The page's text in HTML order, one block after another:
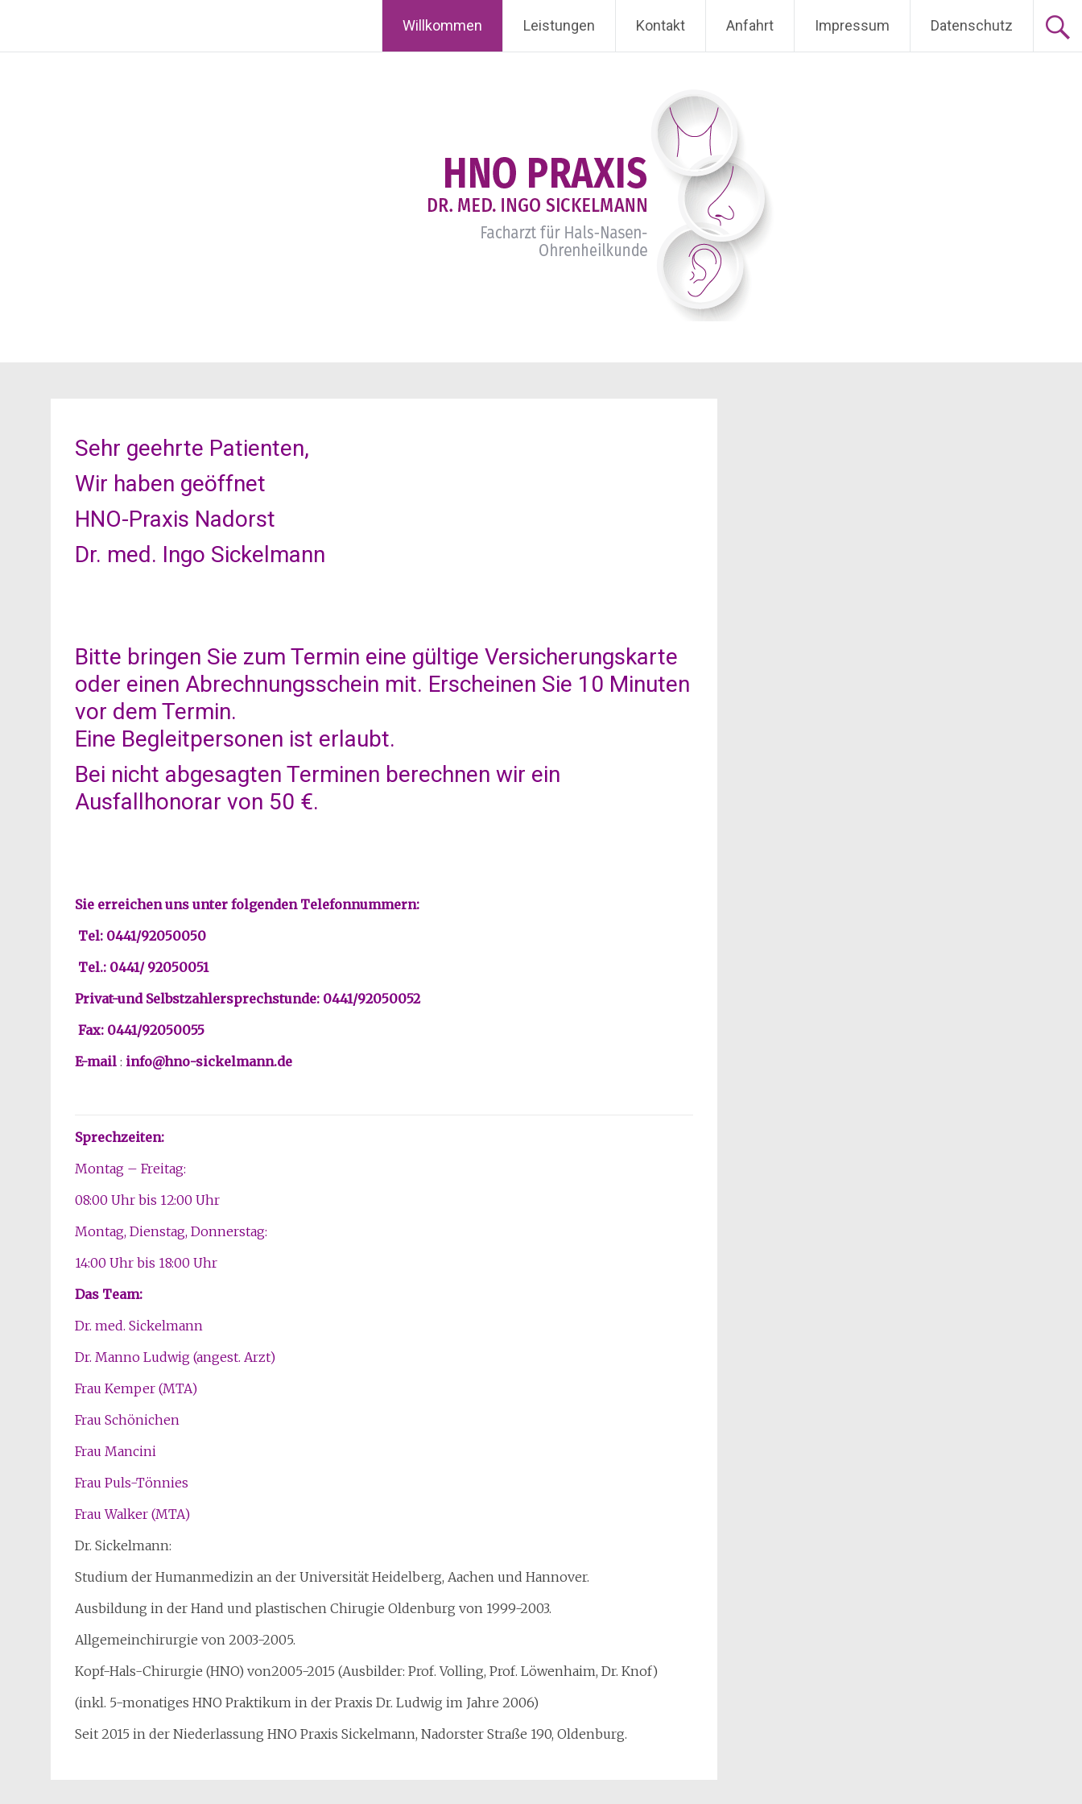
springen
HNO Praxis Dr. med. Ingo Sickelmann
Willkommen Leistungen Kontakt Anfahrt Impressum Datenschutz
Sehr geehrte Patienten,
Wir haben geöffnet
HNO-Praxis Nadorst
Dr. med. Ingo Sickelmann
Bitte bringen Sie zum Termin eine gültige Versicherungskarte
oder einen Abrechnungsschein mit. Erscheinen Sie 10 Minuten
vor dem Termin.
Eine Begleitpersonen ist erlaubt.
Bei nicht abgesagten Terminen berechnen wir ein
Ausfallhonorar von 50 €.
Sie erreichen uns unter folgenden Telefonnummern:
Tel: 0441/92050050
Tel.: 0441/ 92050051
Privat-und Selbstzahlersprechstunde: 0441/92050052
Fax: 0441/92050055
E-mail : info@hno-sickelmann.de
Sprechzeiten:
Montag – Freitag:
08:00 Uhr bis 12:00 Uhr
Montag, Dienstag, Donnerstag:
14:00 Uhr bis 18:00 Uhr
Das Team:
Dr. med. Sickelmann
Dr. Manno Ludwig (angest. Arzt)
Frau Kemper (MTA)
Frau Schönichen
Frau Mancini
Frau Puls-Tönnies
Frau Walker (MTA)
Dr. Sickelmann:
Studium der Humanmedizin an der Universität Heidelberg, Aachen und Hannover.
Ausbildung in der Hand und plastischen Chirugie Oldenburg von 1999-2003.
Allgemeinchirurgie von 2003-2005.
Kopf-Hals-Chirurgie (HNO) von2005-2015 (Ausbilder: Prof. Volling, Prof. Löwenhaim, Dr. Knof)
(inkl. 5-monatiges HNO Praktikum in der Praxis Dr. Ludwig im Jahre 2006)
Seit 2015 in der Niederlassung HNO Praxis Sickelmann, Nadorster Straße 190, Oldenburg.